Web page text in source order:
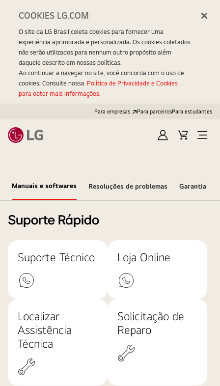
Para empresas Para parceirosPara estudantes
EntrarCarrinhoOpen
Manuais e softwares Resoluções de problemas Garantia
Suporte Rápido
Suporte Técnico Loja Online
Localizar
Assistência
Técnica
Solicitação de
Reparo
COOKIES LG.COM
O site da LG Brasil coleta cookies para fornecer uma
experiência aprimorada e personalizada. Os cookies coletados
não serão utilizados para nenhum outro propósito além
daquele descrito em nossas políticas.
Ao continuar a navegar no site, você concorda com o uso de
cookies. Consulte nossa Política de Privacidade e Cookies
para obter mais informações.